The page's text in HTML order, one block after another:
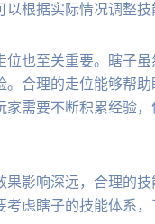
以根据实际情况调整
也至关重要。瞎子
。合理的走位能够帮
需要不断积累经验
果影响深远，合理的
虑瞎子的技能体系